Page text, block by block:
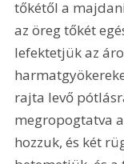
tőkétől a
az öreg tőkét
lefektetjük az
rajta levő
megropogtatva
hozzuk, és két